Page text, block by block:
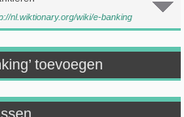
nl.wiktionary.org/wiki/e-banking
toevoegen